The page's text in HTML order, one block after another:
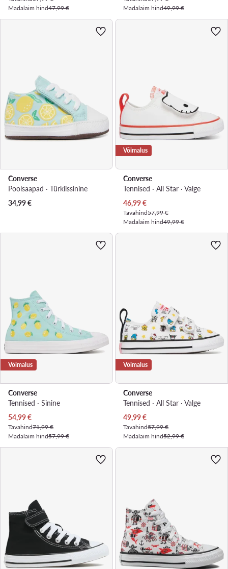
Madalaim hind47,99 €
Madalaim hind49,99 €
Converse
Poolsaapad · Türkiissinine
34,99€
Võimalus
Converse
Tennised · All Star · Valge
Praegune hind
46,99€
Tavahind57,99 €
Madalaim hind49,99 €
Võimalus
Converse
Tennised · Sinine
Praegune hind
54,99€
Tavahind71,99 €
Madalaim hind57,99 €
Võimalus
Converse
Tennised · All Star · Valge
Praegune hind
49,99€
Tavahind57,99 €
Madalaim hind52,99 €